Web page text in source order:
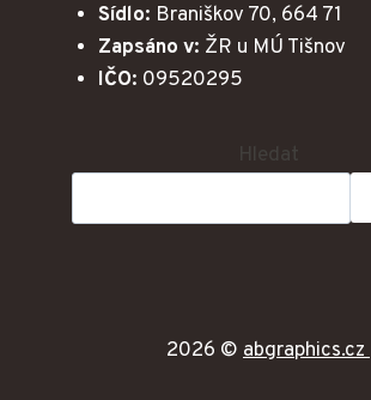
Sídlo: Braniškov 70, 664 71
Zapsáno v: ŽR u MÚ Tišnov
IČO: 09520295
Hledat
2026 © abgraphics.cz